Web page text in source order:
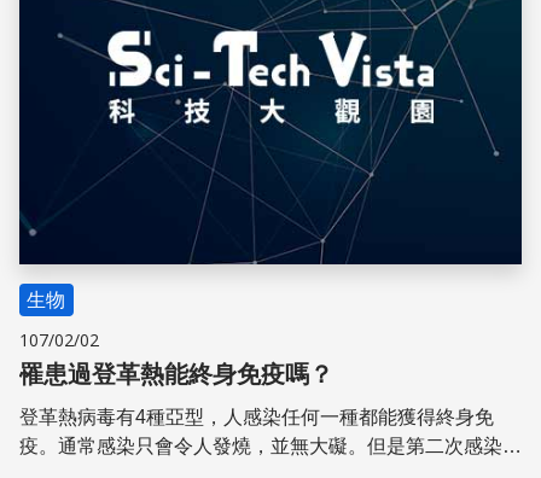
生物
107/02/02
罹患過登革熱能終身免疫嗎？
登革熱病毒有4種亞型，人感染任何一種都能獲得終身免
疫。通常感染只會令人發燒，並無大礙。但是第二次感染的